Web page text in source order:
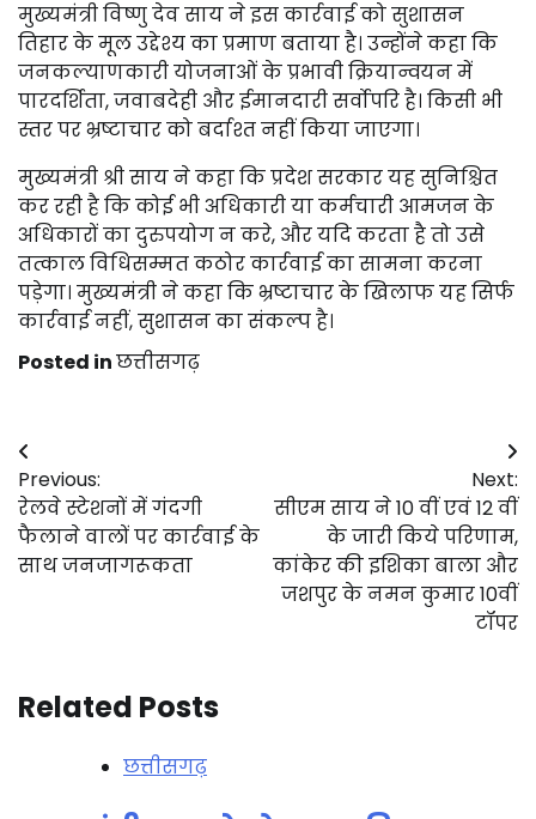
मुख्यमंत्री विष्णु देव साय ने इस कार्रवाई को सुशासन
तिहार के मूल उद्देश्य का प्रमाण बताया है। उन्होंने कहा कि
जनकल्याणकारी योजनाओं के प्रभावी क्रियान्वयन में
पारदर्शिता, जवाबदेही और ईमानदारी सर्वोपरि है। किसी भी
स्तर पर भ्रष्टाचार को बर्दाश्त नहीं किया जाएगा।
मुख्यमंत्री श्री साय ने कहा कि प्रदेश सरकार यह सुनिश्चित
कर रही है कि कोई भी अधिकारी या कर्मचारी आमजन के
अधिकारों का दुरुपयोग न करे, और यदि करता है तो उसे
तत्काल विधिसम्मत कठोर कार्रवाई का सामना करना
पड़ेगा। मुख्यमंत्री ने कहा कि भ्रष्टाचार के खिलाफ यह सिर्फ
कार्रवाई नहीं, सुशासन का संकल्प है।
Posted inछत्तीसगढ़
Post
navigation
Previous:
रेलवे स्टेशनों में गंदगी
फैलाने वालों पर कार्रवाई के
साथ जनजागरूकता
Next:
सीएम साय ने 10 वीं एवं 12 वीं
के जारी किये परिणाम,
कांकेर की इशिका बाला और
जशपुर के नमन कुमार 10वीं
टॉपर
Related Posts
छत्तीसगढ़